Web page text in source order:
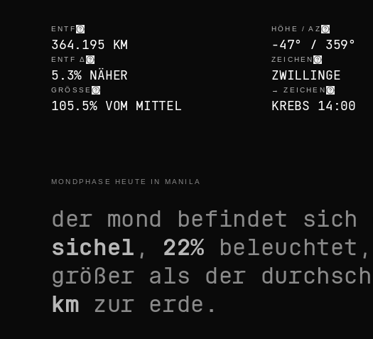
ENTF
364.195 KM
ENTF Δ
5.3% NÄHER
GRÖSSE
105.5% VOM MITTEL
HÖHE / AZ
-47° / 359°
ZEICHEN
ZWILLINGE
→ ZEICHEN
KREBS 14:00
MONDPHASE HEUTE IN MANILA
der mond befindet
sichel , 22%
größer als der
km zur erde.